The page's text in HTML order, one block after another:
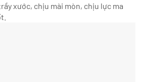
xước, chịu mài mòn, chịu lực ma